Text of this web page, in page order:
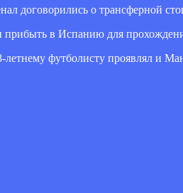
договорились о трансферной
прибыть в Испанию для
футболисту проявлял и